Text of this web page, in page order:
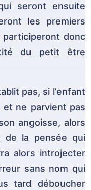
seront ensuite
les premiers
participeront donc
du petit être
pas, si l’enfant
ne parvient pas
angoisse, alors
de la pensée qui
alors introjecter
sans nom qui
tard déboucher